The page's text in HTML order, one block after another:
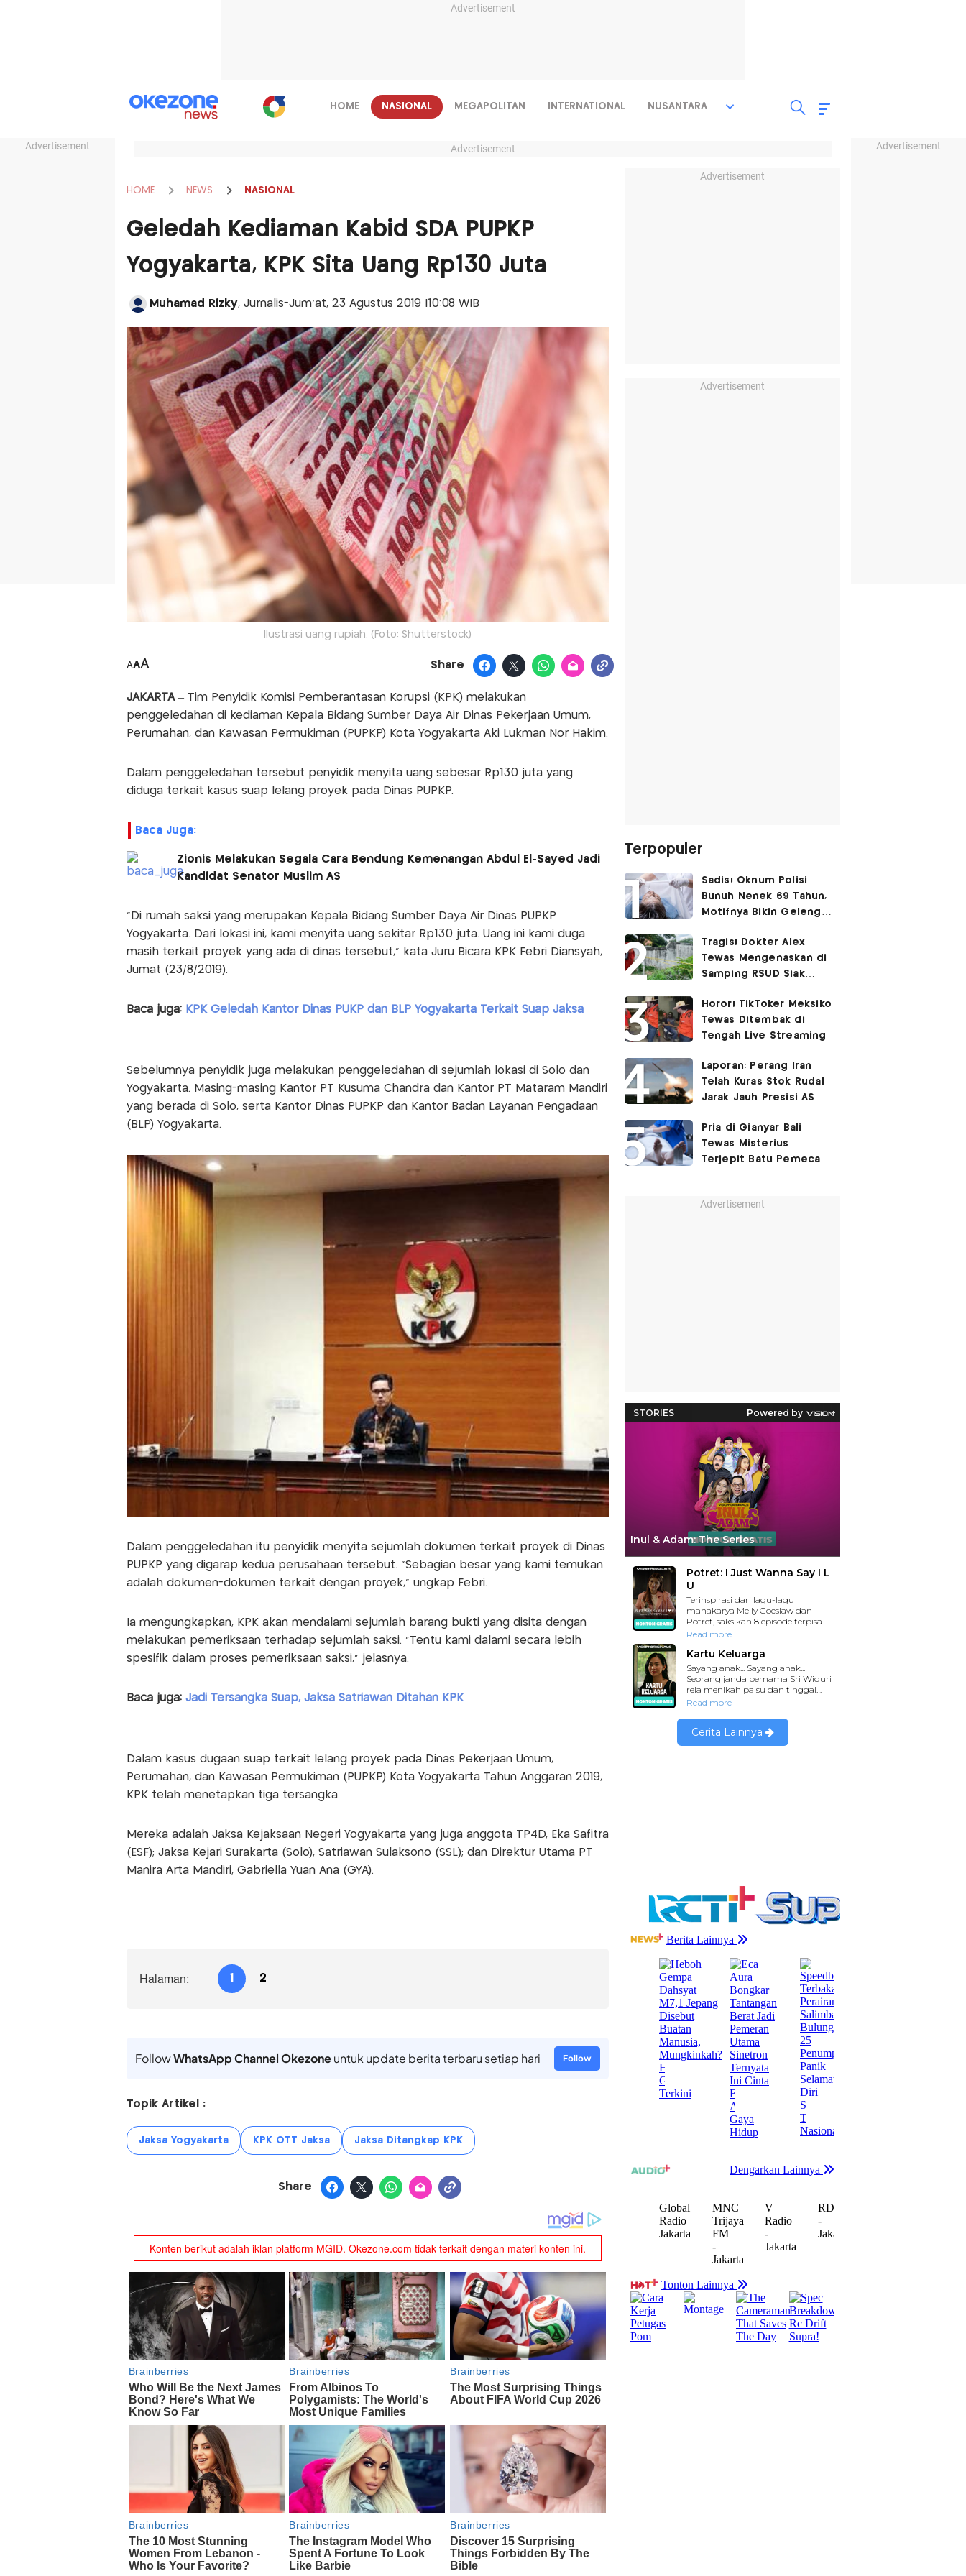
Advertisement
Advertisement Advertisement
HOME NASIONAL MEGAPOLITAN INTERNATIONAL NUSANTARA
Advertisement
HOME NEWS NASIONAL
Geledah Kediaman Kabid SDA PUPKP
Yogyakarta, KPK Sita Uang Rp130 Juta
Muhamad Rizky, Jurnalis-Jum'at, 23 Agustus 2019 |10:08 WIB
Ilustrasi uang rupiah. (Foto: Shutterstock)
AAA Share
JAKARTA – Tim Penyidik Komisi Pemberantasan Korupsi (KPK) melakukan
penggeledahan di kediaman Kepala Bidang Sumber Daya Air Dinas Pekerjaan Umum,
Perumahan, dan Kawasan Permukiman (PUPKP) Kota Yogyakarta Aki Lukman Nor Hakim.
Dalam penggeledahan tersebut penyidik menyita uang sebesar Rp130 juta yang
diduga terkait kasus suap lelang proyek pada Dinas PUPKP.
Baca Juga:
Zionis Melakukan Segala Cara Bendung Kemenangan Abdul El-Sayed Jadi
Kandidat Senator Muslim AS
"Di rumah saksi yang merupakan Kepala Bidang Sumber Daya Air Dinas PUPKP
Yogyakarta. Dari lokasi ini, kami menyita uang sekitar Rp130 juta. Uang ini kami duga
masih terkait proyek yang ada di dinas tersebut," kata Juru Bicara KPK Febri Diansyah,
Jumat (23/8/2019).
Baca juga: KPK Geledah Kantor Dinas PUKP dan BLP Yogyakarta‎ Terkait Suap Jaksa
Sebelumnya penyidik juga melakukan penggeledahan di sejumlah lokasi di Solo dan
Yogyakarta. Masing-masing Kantor PT Kusuma Chandra dan Kantor PT Mataram Mandiri
yang berada di Solo, serta Kantor Dinas PUPKP dan Kantor Badan Layanan Pengadaan
(BLP) Yogyakarta.
Dalam penggeledahan itu penyidik menyita sejumlah dokumen terkait proyek di Dinas
PUPKP yang digarap kedua perusahaan tersebut. "Sebagian besar yang kami temukan
adalah dokumen-dokumen terkait dengan proyek," ungkap Febri.
Ia mengungkapkan, KPK akan mendalami sejumlah barang bukti yang disita dengan
melakukan pemeriksaan terhadap sejumlah saksi. "Tentu kami dalami secara lebih
spesifik dalam proses pemeriksaan saksi," jelasnya.
Baca juga: Jadi Tersangka Suap, Jaksa Satriawan Ditahan KPK
Dalam kasus dugaan suap terkait lelang proyek pada Dinas Pekerjaan Umum,
Perumahan, dan Kawasan Permukiman (PUPKP) Kota Yogyakarta Tahun Anggaran 2019,
KPK telah menetapkan tiga tersangka.
Mereka adalah Jaksa Kejaksaan Negeri Yogyakarta yang juga anggota TP4D, Eka Safitra
(ESF); Jaksa Kejari Surakarta (Solo), Satriawan ‎Sulaksono (SSL); dan Direktur Utama PT
Manira Arta Mandiri, Gabriella Yuan Ana (GYA).
Halaman: 1 2
FollowWhatsApp Channel Okezoneuntuk update berita terbaru setiap hari Follow
Topik Artikel :
Jaksa Yogyakarta KPK OTT Jaksa Jaksa Ditangkap KPK
Share
Advertisement
Advertisement
Terpopuler
Sadis! Oknum Polisi
Bunuh Nenek 69 Tahun,
Motifnya Bikin Geleng
Tragis! Dokter Alex
Tewas Mengenaskan di
Samping RSUD Siak
Rocuronium
Horor! TikToker Meksiko
Tewas Ditembak di
Tengah Live Streaming
Laporan: Perang Iran
Telah Kuras Stok Rudal
Jarak Jauh Presisi AS
Pria di Gianyar Bali
Tewas Misterius
Terjepit Batu Pemecah
Advertisement